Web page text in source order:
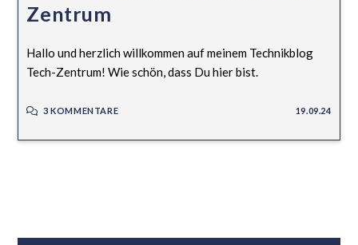
Zentrum
Hallo und herzlich willkommen auf meinem Technikblog
Tech-Zentrum! Wie schön, dass Du hier bist.
3 KOMMENTARE 19.09.24